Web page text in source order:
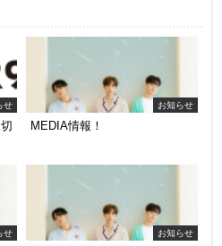
せ お知らせ
MEDIA情報！
せ お知らせ